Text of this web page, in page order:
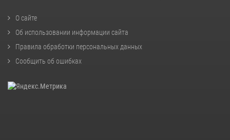
О сайте
Об использовании информации сайта
Правила обработки персональных данных
Сообщить об ошибках